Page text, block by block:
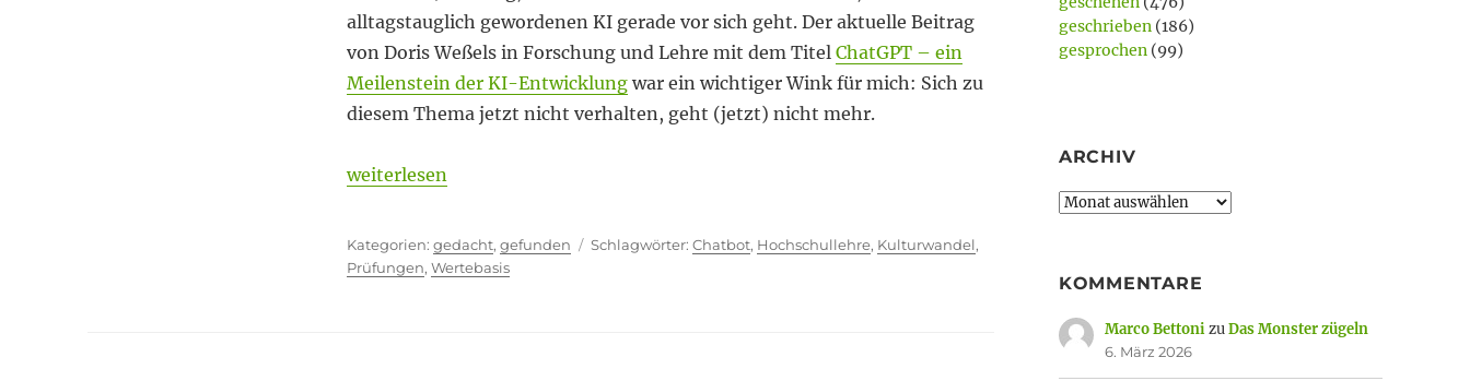
alltagstauglich gewordenen KI gerade vor sich geht. Der aktuelle Beitrag
von Doris Weßels in Forschung und Lehre mit dem Titel ChatGPT – ein
Meilenstein der KI-Entwicklungwar ein wichtiger Wink für mich: Sich zu
diesem Thema jetzt nicht verhalten, geht (jetzt) nicht mehr.
„ChatGPT – Wettrüsten oder Wertewandel?“
weiterlesen
Kategorien
gedacht, gefunden Schlagwörter
Chatbot, Hochschullehre, Kulturwandel,
Prüfungen, Wertebasis
geschrieben(186)
gesprochen(99)
ARCHIV
Archiv
KOMMENTARE
Marco BettonizuDas Monster zügeln
6. März 2026